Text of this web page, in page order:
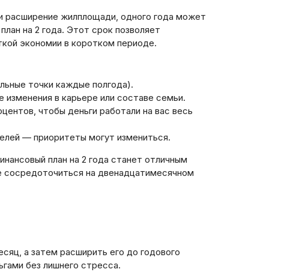
расширение жилплощади, одного года может
на 2 года. Этот срок позволяет
экономии в коротком периоде.
точки каждые полгода).
в карьере или составе семьи.
чтобы деньги работали на вас весь
— приоритеты могут измениться.
план на 2 года станет отличным
на двенадцатимесячном
а затем расширить его до годового
без лишнего стресса.